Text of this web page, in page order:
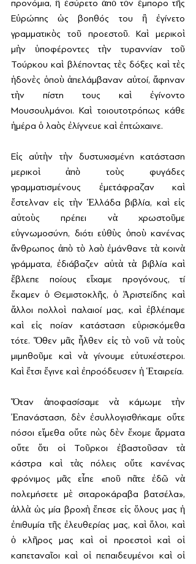
προνόμια, ἢ ἐσύρετο ἀπὸ τὸν ἔμπορο τῆς
Εὐρώπης ὡς βοηθός του ἢ ἐγίνετο
γραμματικὸς τοῦ προεστοῦ. Καὶ μερικοὶ
μὴν ὑποφέροντες τὴν τυραννίαν τοῦ
Τούρκου καὶ βλέποντας τὲς δόξες καὶ τὲς
ἡδονὲς ὁποὺ ἀπελάμβαναν αὐτοί, ἄφηναν
τὴν πίστη τους καὶ ἐγίνοντο
Μουσουλμάνοι. Καὶ τοιουτοτρόπως κάθε
ἡμέρα ὁ λαὸς ἐλίγνευε καὶ ἐπτώχαινε.
Εἰς αὐτὴν τὴν δυστυχισμένη κατάσταση
μερικοὶ ἀπὸ τοὺς φυγάδες
γραμματισμένους ἐμετάφραζαν καὶ
ἔστελναν εἰς τὴν Ἑλλάδα βιβλία, καὶ εἰς
αὐτοὺς πρέπει νὰ χρωστοῦμε
εὐγνωμοσύνη, διότι εὐθὺς ὁποὺ κανένας
ἄνθρωπος ἀπὸ τὸ λαὸ ἐμάνθανε τὰ κοινὰ
γράμματα, ἐδιάβαζεν αὐτὰ τὰ βιβλία καὶ
ἔβλεπε ποίους εἴχαμε προγόνους, τί
ἔκαμεν ὁ Θεμιστοκλῆς, ὁ Ἀριστείδης καὶ
ἄλλοι πολλοὶ παλαιοί μας, καὶ ἐβλέπαμε
καὶ εἰς ποίαν κατάσταση εὑρισκόμεθα
τότε. Ὅθεν μᾶς ἦλθεν εἰς τὸ νοῦ νὰ τοὺς
μιμηθοῦμε καὶ νὰ γίνουμε εὐτυχέστεροι.
Καὶ ἔτσι ἔγινε καὶ ἐπροόδευσεν ἡ Ἑταιρεία.
Ὅταν ἀποφασίσαμε νὰ κάμωμε τὴν
Ἐπανάσταση, δὲν ἐσυλλογισθήκαμε οὔτε
πόσοι εἴμεθα οὔτε πὼς δὲν ἔχομε ἄρματα
οὔτε ὅτι οἱ Τοῦρκοι ἐβαστοῦσαν τὰ
κάστρα καὶ τὰς πόλεις οὔτε κανένας
φρόνιμος μᾶς εἶπε «ποῦ πᾶτε ἐδῶ νὰ
πολεμήσετε μὲ σιταροκάραβα βατσέλα»,
ἀλλὰ ὡς μία βροχὴ ἔπεσε εἰς ὅλους μας ἡ
ἐπιθυμία τῆς ἐλευθερίας μας, καὶ ὅλοι, καὶ
ὁ κλῆρος μας καὶ οἱ προεστοὶ καὶ οἱ
καπεταναῖοι καὶ οἱ πεπαιδευμένοι καὶ οἱ